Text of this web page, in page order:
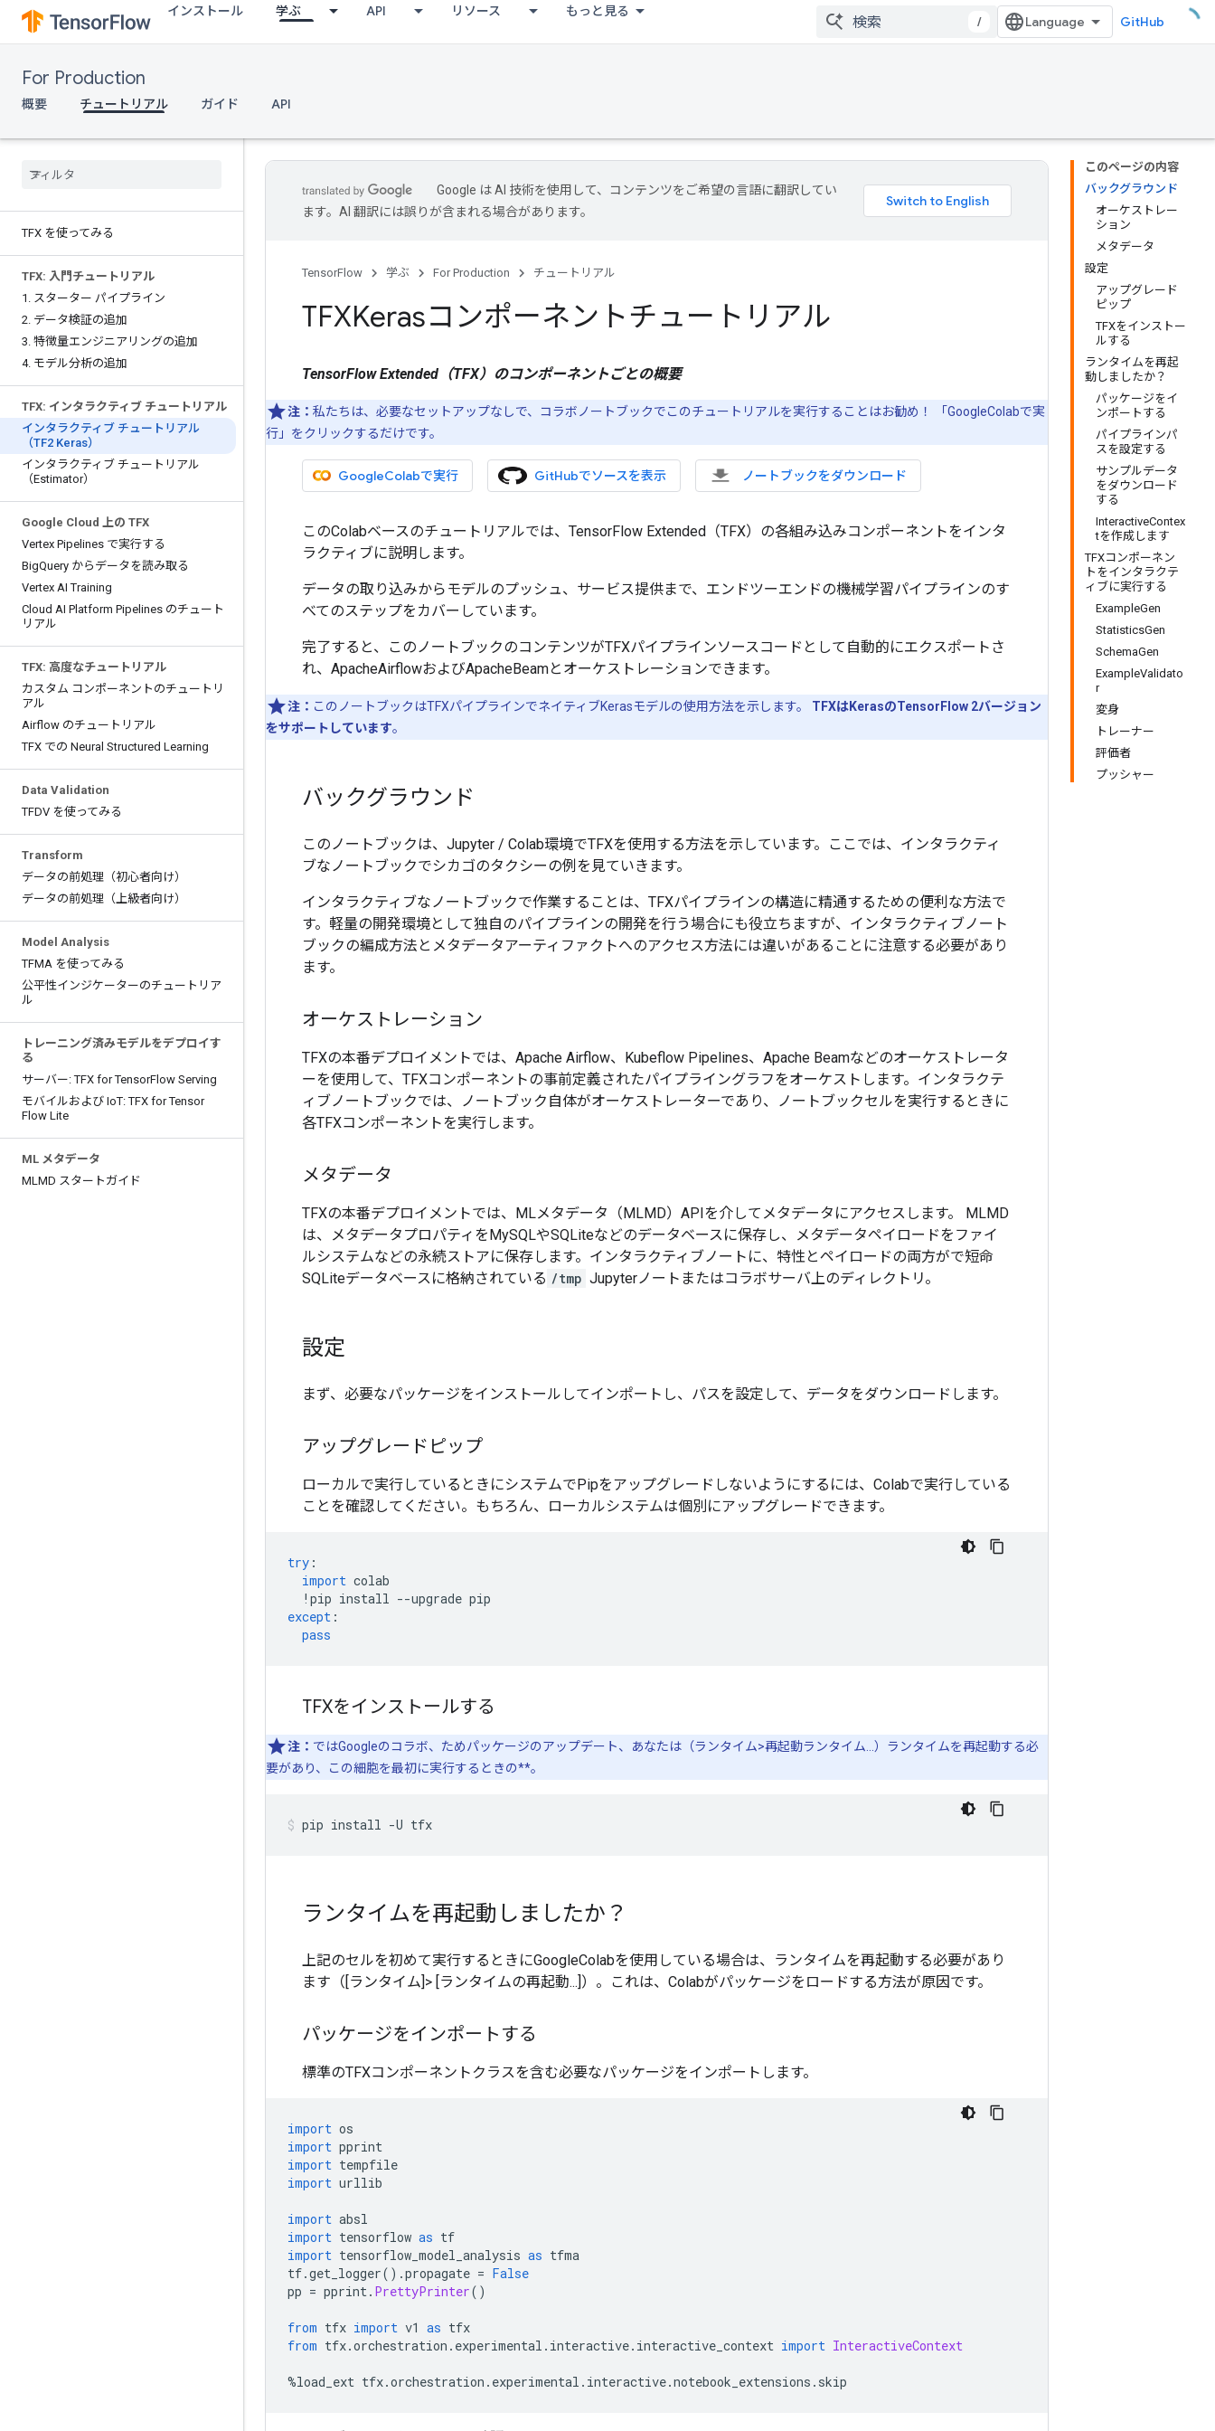
インストール 学ぶ API リソース もっと見る
/ GitHub
For Production
概要 チュートリアル ガイド API
TFX を使ってみる
TFX: 入門チュートリアル
1 . スターター パイプライン
2. データ検証の追加
3. 特徴量エンジニアリングの追加
4. モデル分析の追加
TFX: インタラクティブ チュートリアル
インタラクティブ チュートリアル
（TF2 Keras）
インタラクティブ チュートリアル
（Estimator）
Google Cloud 上の TFX
Vertex Pipelines で実行する
BigQuery からデータを読み取る
Vertex AI Training
Cloud AI Platform Pipelines のチュート
リアル
TFX: 高度なチュートリアル
カスタム コンポーネントのチュートリ
アル
Airflow のチュートリアル
TFX での Neural Structured Learning
Data Validation
TFDV を使ってみる
Transform
データの前処理（初心者向け）
データの前処理（上級者向け）
Model Analysis
TFMA を使ってみる
公平性インジケーターのチュートリア
ル
トレーニング済みモデルをデプロイす
る
サーバー: TFX for TensorFlow Serving
モバイルおよび IoT: TFX for Tensor
Flow Lite
ML メタデータ
MLMD スタートガイド
このページの内容
バックグラウンド
オーケストレー
ション
メタデータ
設定
アップグレード
ピップ
TFXをインストー
ルする
ランタイムを再起
動しましたか？
パッケージをイ
ンポートする
パイプラインパ
スを設定する
サンプルデータ
をダウンロード
する
InteractiveContex
tを作成します
TFXコンポーネン
トをインタラクテ
ィブに実行する
ExampleGen
StatisticsGen
SchemaGen
ExampleValidato
r
変身
トレーナー
評価者
プッシャー
Google は AI 技術を使用して、コンテンツをご希望の言語に翻訳してい
ます。AI 翻訳には誤りが含まれる場合があります。
TensorFlow 学ぶ For Production チュートリアル
TFXKerasコンポーネントチュートリアル
TensorFlow Extended（TFX）のコンポーネントごとの概要
注： 私たちは、必要なセットアップなしで、コラボノートブックでこのチュートリアルを実行することはお勧め！ 「GoogleColabで実
行」をクリックするだけです。
GoogleColabで実行 GitHubでソースを表示 ノートブックをダウンロード
このColabベースのチュートリアルでは、TensorFlow Extended（TFX）の各組み込みコンポーネントをインタ
ラクティブに説明します。
データの取り込みからモデルのプッシュ、サービス提供まで、エンドツーエンドの機械学習パイプラインのす
べてのステップをカバーしています。
完了すると、このノートブックのコンテンツがTFXパイプラインソースコードとして自動的にエクスポートさ
れ、ApacheAirflowおよびApacheBeamとオーケストレーションできます。
注： このノートブックはTFXパイプラインでネイティブKerasモデルの使用方法を示します。 TFXはKerasのTensorFlow 2バージョン
をサポートしています。
バックグラウンド
このノートブックは、Jupyter / Colab環境でTFXを使用する方法を示しています。ここでは、インタラクティ
ブなノートブックでシカゴのタクシーの例を見ていきます。
インタラクティブなノートブックで作業することは、TFXパイプラインの構造に精通するための便利な方法で
す。軽量の開発環境として独自のパイプラインの開発を行う場合にも役立ちますが、インタラクティブノート
ブックの編成方法とメタデータアーティファクトへのアクセス方法には違いがあることに注意する必要があり
ます。
オーケストレーション
TFXの本番デプロイメントでは、Apache Airflow、Kubeflow Pipelines、Apache Beamなどのオーケストレータ
ーを使用して、TFXコンポーネントの事前定義されたパイプライングラフをオーケストします。インタラクテ
ィブノートブックでは、ノートブック自体がオーケストレーターであり、ノートブックセルを実行するときに
各TFXコンポーネントを実行します。
メタデータ
TFXの本番デプロイメントでは、MLメタデータ（MLMD）APIを介してメタデータにアクセスします。 MLMD
は、メタデータプロパティをMySQLやSQLiteなどのデータベースに保存し、メタデータペイロードをファイ
ルシステムなどの永続ストアに保存します。インタラクティブノートに、特性とペイロードの両方がで短命
SQLiteデータベースに格納されている /tmp Jupyterノートまたはコラボサーバ上のディレクトリ。
設定
まず、必要なパッケージをインストールしてインポートし、パスを設定して、データをダウンロードします。
アップグレードピップ
ローカルで実行しているときにシステムでPipをアップグレードしないようにするには、Colabで実行している
ことを確認してください。もちろん、ローカルシステムは個別にアップグレードできます。
try :
import colab
! pip install --upgrade pip
except :
pass
TFXをインストールする
注： ではGoogleのコラボ、ためパッケージのアップデート、あなたは（ランタイム>再起動ランタイム...）ランタイムを再起動する必
要があり、この細胞を最初に実行するときの**。
pip install -U tfx
ランタイムを再起動しましたか？
上記のセルを初めて実行するときにGoogleColabを使用している場合は、ランタイムを再起動する必要があり
ます（[ランタイム]> [ランタイムの再起動...]）。これは、Colabがパッケージをロードする方法が原因です。
パッケージをインポートする
標準のTFXコンポーネントクラスを含む必要なパッケージをインポートします。
import os
import pprint
import tempfile
import urllib
import absl
import tensorflow as tf
import tensorflow_model_analysis as tfma
tf.get_logger().propagate = False
pp = pprint. PrettyPrinter()
from tfx import v1 as tfx
from tfx.orchestration . experimental . interactive. interactive_context import InteractiveContext
%load_ext tfx.orchestration . experimental . interactive.notebook_extensions . skip